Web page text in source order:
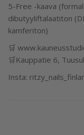
5-Free -kaava
dibutyyliftalaatiton
kamferiton)
🛒
🛒Kauppatie 6,
Insta: